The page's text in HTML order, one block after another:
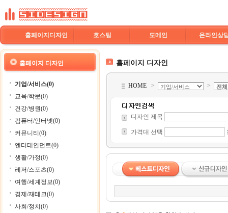
홈페이지디자인 호스팅 도메인 온라인상
홈페이지 디자인
기업/서비스(0)
교육/학문(0)
건강/병원(0)
컴퓨터/인터넷(0)
커뮤니티(0)
엔터테인먼트(0)
생활/가정(0)
레저/스포츠(0)
여행/세계정보(0)
경제/재테크(0)
사회/정치(0)
홈페이지 디자인
HOME > >
디자인 제목
가격대 선택